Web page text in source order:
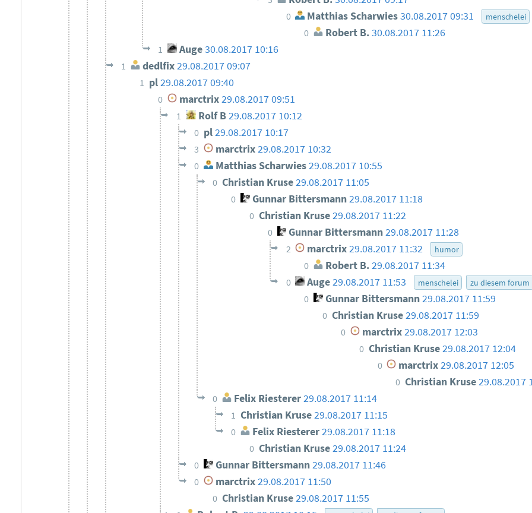
0 Matthias Scharwies30.08.2017 09:31 menschelei
0 Robert B.30.08.2017 11:26
1 Auge 30.08.2017 10:16
1 dedlfix29.08.2017 09:07
1 pl29.08.2017 09:40
0 marctrix 29.08.2017 09:51
1 Rolf B29.08.2017 10:12
0 pl29.08.2017 10:17
3 marctrix29.08.2017 10:32
0 Matthias Scharwies29.08.2017 10:55
0 Christian Kruse29.08.2017 11:05
0 Gunnar Bittersmann29.08.2017 11:18
0 Christian Kruse29.08.2017 11:22
0 Gunnar Bittersmann 29.08.2017 11:28
2 marctrix29.08.2017 11:32 humor
0 Robert B.29.08.2017 11:34
0 Auge29.08.2017 11:53 menschelei zu diesem forum
0 Gunnar Bittersmann29.08.2017 11:59
0 Christian Kruse29.08.2017 11:59
0 marctrix29.08.2017 12:03
0 Christian Kruse29.08.2017 12:04
0 marctrix29.08.2017 12:05
0 Christian Kruse29.08.2017
0 Felix Riesterer29.08.2017 11:14
1 Christian Kruse29.08.2017 11:15
0 Felix Riesterer29.08.2017 11:18
0 Christian Kruse29.08.2017 11:24
0 Gunnar Bittersmann29.08.2017 11:46
0 marctrix29.08.2017 11:50
0 Christian Kruse29.08.2017 11:55